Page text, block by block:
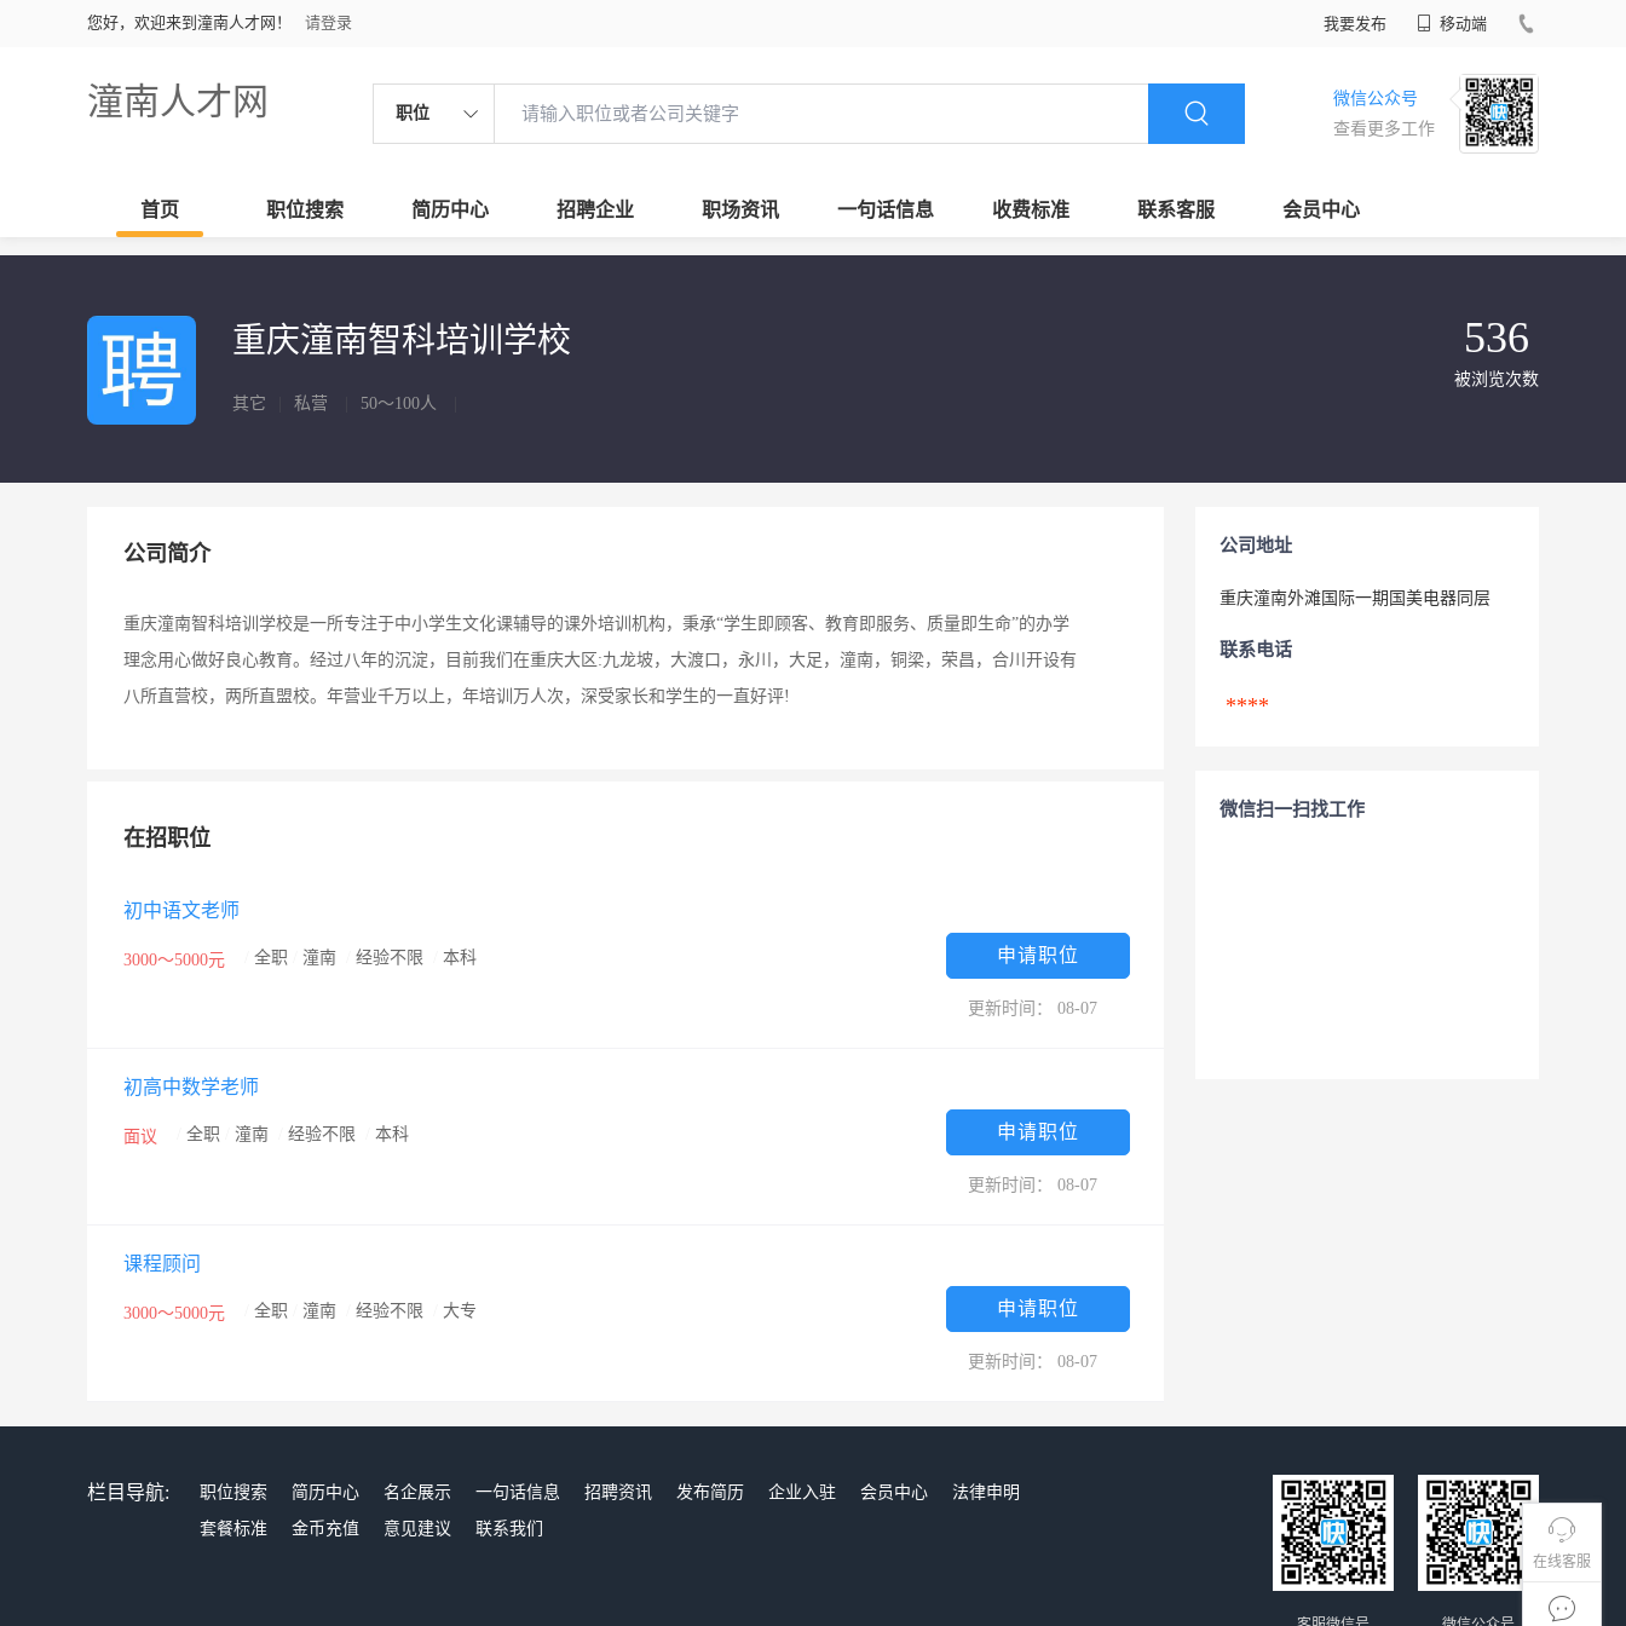
您好，欢迎来到潼南人才网！ 请登录 我要发布 移动端
潼南人才网 职位
微信公众号
查看更多工作
首页 职位搜索 简历中心 招聘企业 职场资讯 一句话信息 收费标准 联系客服 会员中心
在线客服
重庆潼南智科培训学校
其它 私营 50～100人
536
被浏览次数
公司简介
重庆潼南智科培训学校是一所专注于中小学生文化课辅导的课外培训机构，秉承“学生即顾客、教育即服务、质量即生命”的办学
理念用心做好良心教育。经过八年的沉淀，目前我们在重庆大区:九龙坡，大渡口，永川，大足，潼南，铜梁，荣昌，合川开设有
八所直营校，两所直盟校。年营业千万以上，年培训万人次，深受家长和学生的一直好评!
在招职位
初中语文老师
3000～5000元 全职 潼南 经验不限 本科 申请职位
更新时间： 08-07
初高中数学老师
面议 全职 潼南 经验不限 本科 申请职位
更新时间： 08-07
课程顾问
3000～5000元 全职 潼南 经验不限 大专 申请职位
更新时间： 08-07
公司地址
重庆潼南外滩国际一期国美电器同层
联系电话
****
微信扫一扫找工作
栏目导航: 职位搜索 简历中心 名企展示 一句话信息 招聘资讯 发布简历 企业入驻 会员中心
法律申明
套餐标准
金币充值 意见建议 联系我们